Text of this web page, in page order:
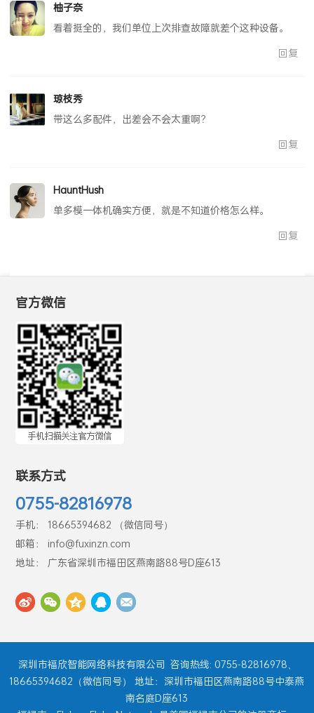
柚子奈
看着挺全的，我们单位上次排查故障就差个这种设备。
回复
琼枝秀
带这么多配件，出差会不会太重啊？
回复
HauntHush
单多模一体机确实方便，就是不知道价格怎么样。
回复
官方微信
联系方式
0755-82816978
手机： 18665394682 （微信同号）
邮箱： info@fuxinzn.com
地址： 广东省深圳市福田区燕南路88号D座613
深圳市福欣智能网络科技有限公司 咨询热线: 0755-82816978、
18665394682（微信同号） 地址：深圳市福田区燕南路88号中泰燕
南名庭D座613